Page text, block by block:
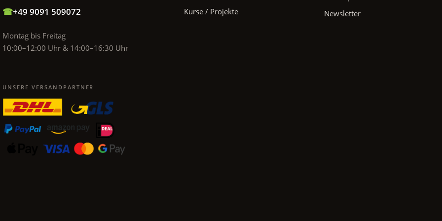
☎+49 9091 509072
Montag bis Freitag
10:00–12:00 Uhr & 14:00–16:30 Uhr
Kurse / Projekte
Newsletter
UNSERE VERSANDPARTNER